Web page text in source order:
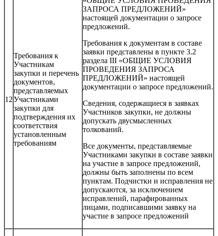
12
Требования к
Участникам
закупки и перечень
документов,
представляемых
Участниками
закупки для
подтверждения их
соответствия
установленным
требованиям
ЗАПРОСА ПРЕДЛОЖЕНИЙ»
настоящей документации о запросе
предложений.
Требования к документам в составе
заявки представлены в пункте 3.2
раздела III «ОБЩИЕ УСЛОВИЯ
ПРОВЕДЕНИЯ ЗАПРОСА
ПРЕДЛОЖЕНИЙ» настоящей
документации о запросе предложений.
Сведения, содержащиеся в заявках
Участников закупки, не должны
допускать двусмысленных
толкований.
Все документы, представляемые
Участниками закупки в составе заявки
на участие в запросе предложений,
должны быть заполнены по всем
пунктам. Подчистки и исправления не
допускаются, за исключением
исправлений, парафированных
лицами, подписавшими заявку на
участие в запросе предложений